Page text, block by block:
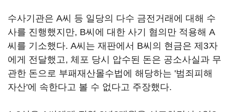
수사기관은 A씨 등 일당의 다수 금전거래에 대해 수
사를 진행했지만, B씨에 대한 사기 혐의만 적용해 A
씨를 기소했다. A씨는 재판에서 B씨의 현금은 제3자
에게 전달했고, 체포 당시 압수된 돈은 공소사실과 무
관한 돈으로 부패재산몰수법에 해당하는 '범죄피해
자산'에 속한다고 볼 수 없다고 주장했다.